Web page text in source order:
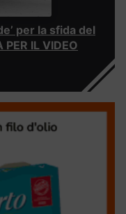
per la sfida del
IL VIDEO